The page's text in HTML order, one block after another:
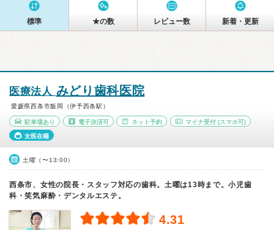
標準 ★の数 レビュー数 新着・更新
医療法人 みどり歯科医院
愛媛県西条市飯岡（伊予西条駅）
駐車場あり 電子決済可 ネット予約 マイナ受付 (スマホ可)
女医在籍
土曜（〜13:00）
西条市、女性の院長・スタッフ対応の歯科。土曜は13時まで。小児歯
科・笑気麻酔・デンタルエステ。
4.31